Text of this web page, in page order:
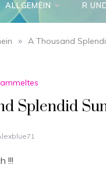
ALLGEMEIN R
» A Thousand
Splendid
!!!